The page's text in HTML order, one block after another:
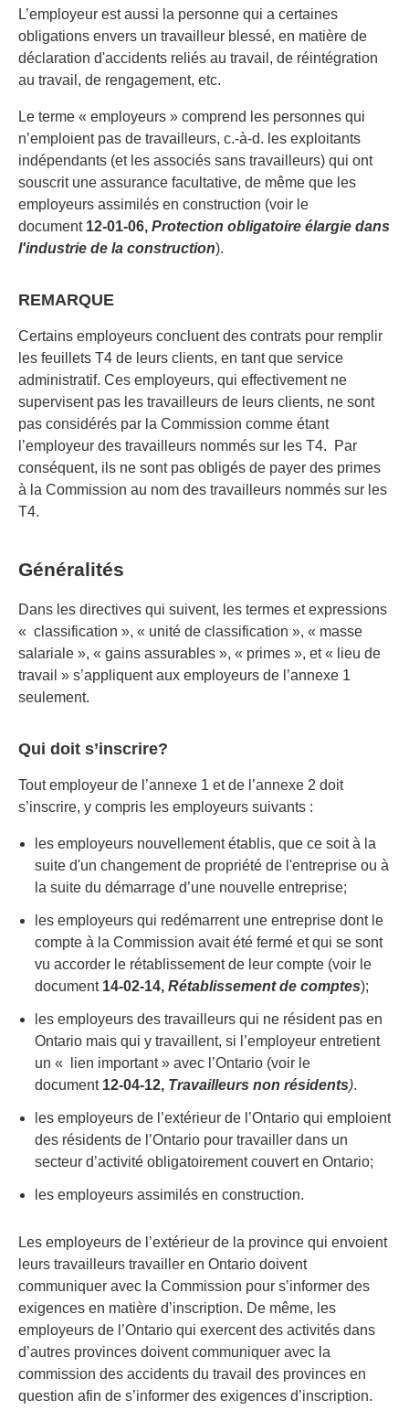
L’employeur est aussi la personne qui a certaines
obligations envers un travailleur blessé, en matière de
déclaration d'accidents reliés au travail, de réintégration
au travail, de rengagement, etc.
Le terme « employeurs » comprend les personnes qui
n’emploient pas de travailleurs, c.-à-d. les exploitants
indépendants (et les associés sans travailleurs) qui ont
souscrit une assurance facultative, de même que les
employeurs assimilés en construction (voir le
document 12-01-06, Protection obligatoire élargie dans
l'industrie de la construction).
REMARQUE
Certains employeurs concluent des contrats pour remplir
les feuillets T4 de leurs clients, en tant que service
administratif. Ces employeurs, qui effectivement ne
supervisent pas les travailleurs de leurs clients, ne sont
pas considérés par la Commission comme étant
l’employeur des travailleurs nommés sur les T4. Par
conséquent, ils ne sont pas obligés de payer des primes
à la Commission au nom des travailleurs nommés sur les
T4.
Généralités
Dans les directives qui suivent, les termes et expressions
« classification », « unité de classification », « masse
salariale », « gains assurables », « primes », et « lieu de
travail » s’appliquent aux employeurs de l’annexe 1
seulement.
Qui doit s’inscrire?
Tout employeur de l’annexe 1 et de l’annexe 2 doit
s’inscrire, y compris les employeurs suivants :
les employeurs nouvellement établis, que ce soit à la
suite d'un changement de propriété de l'entreprise ou à
la suite du démarrage d’une nouvelle entreprise;
les employeurs qui redémarrent une entreprise dont le
compte à la Commission avait été fermé et qui se sont
vu accorder le rétablissement de leur compte (voir le
document 14-02-14, Rétablissement de comptes);
les employeurs des travailleurs qui ne résident pas en
Ontario mais qui y travaillent, si l’employeur entretient
un « lien important » avec l’Ontario (voir le
document 12-04-12, Travailleurs non résidents).
les employeurs de l’extérieur de l’Ontario qui emploient
des résidents de l’Ontario pour travailler dans un
secteur d’activité obligatoirement couvert en Ontario;
les employeurs assimilés en construction.
Les employeurs de l’extérieur de la province qui envoient
leurs travailleurs travailler en Ontario doivent
communiquer avec la Commission pour s’informer des
exigences en matière d’inscription. De même, les
employeurs de l’Ontario qui exercent des activités dans
d’autres provinces doivent communiquer avec la
commission des accidents du travail des provinces en
question afin de s’informer des exigences d’inscription.